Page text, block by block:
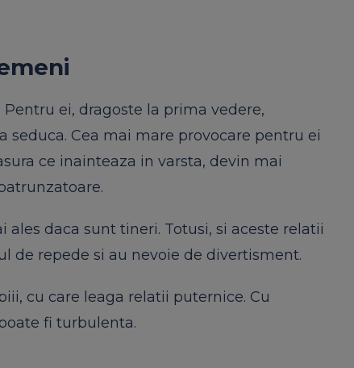
ei, dragoste la prima vedere,
seduca. Cea mai mare provocare pentru ei
ce inainteaza in varsta, devin mai
daca sunt tineri. Totusi, si aceste relatii
de repede si au nevoie de divertisment.
cu care leaga relatii puternice. Cu
fi turbulenta.